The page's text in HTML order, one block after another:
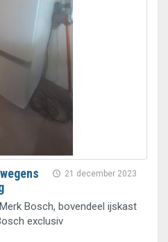
21 december 2023
Bosch, bovendeel ijskast
exclusiv